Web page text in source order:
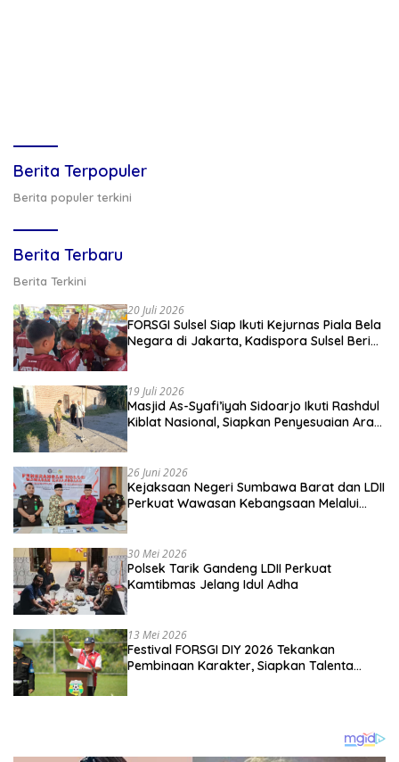
Berita Terpopuler
Berita populer terkini
Berita Terbaru
Berita Terkini
20 Juli 2026
FORSGI Sulsel Siap Ikuti Kejurnas Piala Bela
Negara di Jakarta, Kadispora Sulsel Beri
19 Juli 2026
Masjid As-Syafi’iyah Sidoarjo Ikuti Rashdul
Kiblat Nasional, Siapkan Penyesuaian Arah
26 Juni 2026
Kejaksaan Negeri Sumbawa Barat dan LDII
Perkuat Wawasan Kebangsaan Melalui
30 Mei 2026
Polsek Tarik Gandeng LDII Perkuat
Kamtibmas Jelang Idul Adha
13 Mei 2026
Festival FORSGI DIY 2026 Tekankan
Pembinaan Karakter, Siapkan Talenta